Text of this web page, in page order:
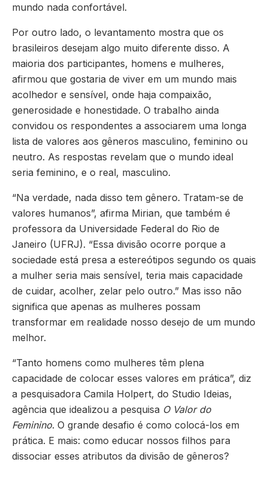
mundo nada confortável.
Por outro lado, o levantamento mostra que os
brasileiros desejam algo muito diferente disso. A
maioria dos participantes, homens e mulheres,
afirmou que gostaria de viver em um mundo mais
acolhedor e sensível, onde haja compaixão,
generosidade e honestidade. O trabalho ainda
convidou os respondentes a associarem uma longa
lista de valores aos gêneros masculino, feminino ou
neutro. As respostas revelam que o mundo ideal
seria feminino, e o real, masculino.
“Na verdade, nada disso tem gênero. Tratam-se de
valores humanos”, afirma Mirian, que também é
professora da Universidade Federal do Rio de
Janeiro (UFRJ). “Essa divisão ocorre porque a
sociedade está presa a estereótipos segundo os quais
a mulher seria mais sensível, teria mais capacidade
de cuidar, acolher, zelar pelo outro.” Mas isso não
significa que apenas as mulheres possam
transformar em realidade nosso desejo de um mundo
melhor.
“Tanto homens como mulheres têm plena
capacidade de colocar esses valores em prática”, diz
a pesquisadora Camila Holpert, do Studio Ideias,
agência que idealizou a pesquisa O Valor do
Feminino. O grande desafio é como colocá-los em
prática. E mais: como educar nossos filhos para
dissociar esses atributos da divisão de gêneros?